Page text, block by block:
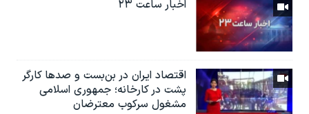
اخبار ساعت ۲۳
اقتصاد ایران در بن‌بست و صدها کارگر
پشت در کارخانه؛ جمهوری اسلامی
مشغول سرکوب معترضان